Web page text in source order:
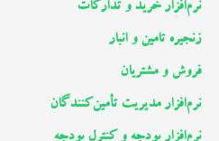
نرم‌افزار خرید و تدارکات
زنجیره تامین و انبار
فروش و مشتریان
نرم‌افزار مدیریت تأمین‌کنندگان
نرم‌افزار بودجه و کنترل بودجه